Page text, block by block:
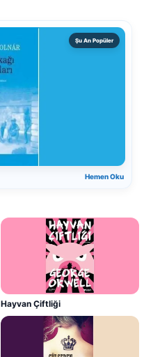
Şu An Popüler
Hemen Oku
Hayvan Çiftliği